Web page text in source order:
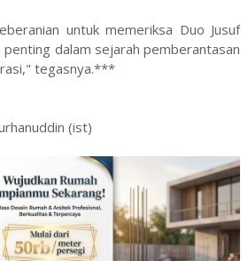
untuk memeriksa Duo Jusuf
dalam sejarah pemberantasan
tegasnya.***
(ist)